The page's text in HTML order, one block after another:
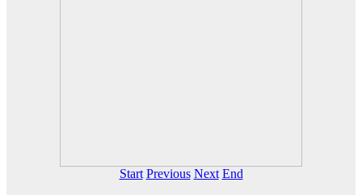
Start Previous Next End